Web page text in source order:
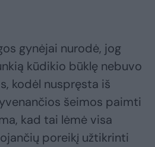
gynėjai nurodė, jog
kūdikio būklę nebuvo
kodėl nuspręsta iš
šeimos paimti
kad tai lėmė visa
poreikį užtikrinti